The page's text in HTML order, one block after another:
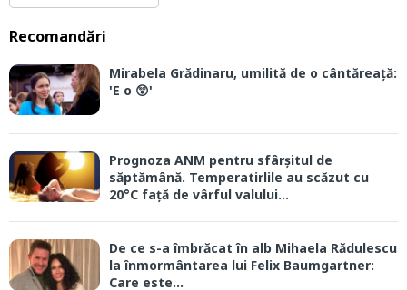
Recomandări
Mirabela Grădinaru, umilită de o cântăreață:
'E o 😲'
Prognoza ANM pentru sfârșitul de
săptămână. Temperatirlile au scăzut cu
20°C față de vârful valului...
De ce s-a îmbrăcat în alb Mihaela Rădulescu
la înmormântarea lui Felix Baumgartner:
Care este...